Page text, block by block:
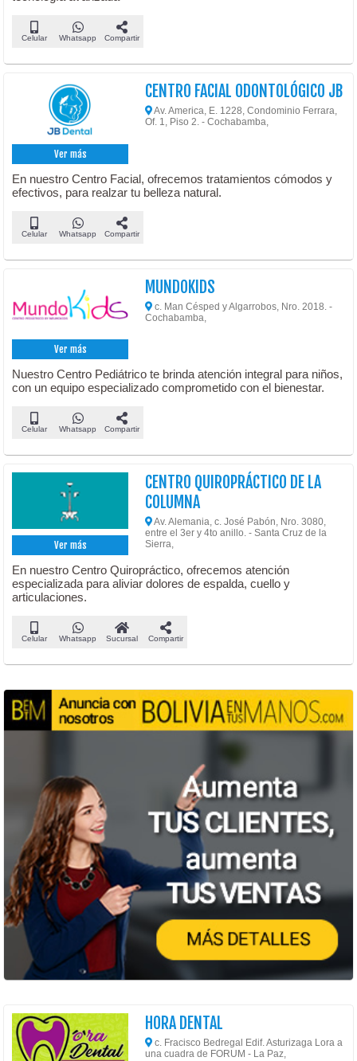
Celular Whatsapp Compartir
Ver más
CENTRO FACIAL ODONTOLÓGICO JB
Av. America, E. 1228, Condominio Ferrara,
Of. 1, Piso 2. - Cochabamba,
En nuestro Centro Facial, ofrecemos tratamientos cómodos y
efectivos, para realzar tu belleza natural.
Celular Whatsapp Compartir
Ver más
MUNDOKIDS
c. Man Césped y Algarrobos, Nro. 2018. -
Cochabamba,
Nuestro Centro Pediátrico te brinda atención integral para niños,
con un equipo especializado comprometido con el bienestar.
Celular Whatsapp Compartir
Ver más
CENTRO QUIROPRÁCTICO DE LA
COLUMNA
Av. Alemania, c. José Pabón, Nro. 3080,
entre el 3er y 4to anillo. - Santa Cruz de la
Sierra,
En nuestro Centro Quiropráctico, ofrecemos atención
especializada para aliviar dolores de espalda, cuello y
articulaciones.
Celular Whatsapp Sucursal Compartir
HORA DENTAL
c. Fracisco Bedregal Edif. Asturizaga Lora a
una cuadra de FORUM - La Paz,